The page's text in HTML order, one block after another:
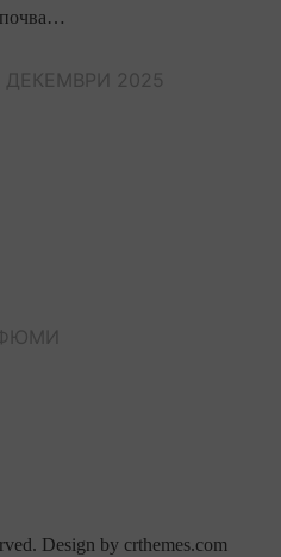
ДЕКЕМВРИ 2025
Design by crthemes.com